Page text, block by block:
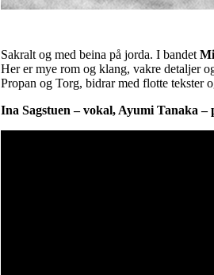
Sakralt og med beina på jorda. I bandet
Her er mye rom og klang, vakre detaljer
Propan og Torg, bidrar med flotte tekster
Ina Sagstuen – vokal, Ayumi Tanaka